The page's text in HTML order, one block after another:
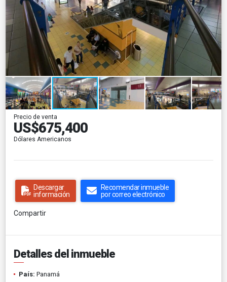
Precio de venta
US$675,400
Dólares Americanos
Descargar
información
Recomendar inmueble
por correo electrónico
Compartir
Detalles del inmueble
País: Panamá